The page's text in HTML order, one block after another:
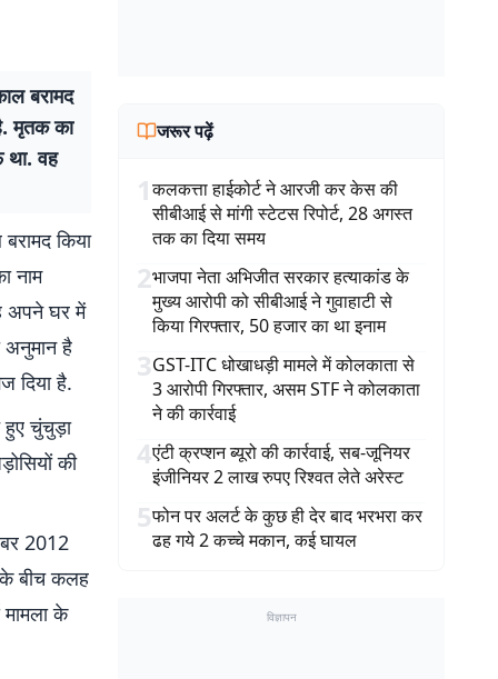
बरामद
मृतक का
था. वह
किया
नाम
अपने घर में
है
दिया है.
हुए चुंचुड़ा
की
2012
के बीच कलह
मामला के
जरूर पढ़ें
1कलकत्ता हाईकोर्ट ने आरजी कर केस की
सीबीआई से मांगी स्टेटस रिपोर्ट, 28 अगस्त
तक का दिया समय
2भाजपा नेता अभिजीत सरकार हत्याकांड के
मुख्य आरोपी को सीबीआई ने गुवाहाटी से
किया गिरफ्तार, 50 हजार का था इनाम
3GST-ITC धोखाधड़ी मामले में कोलकाता से
3 आरोपी गिरफ्तार, असम STF ने कोलकाता
ने की कार्रवाई
4एंटी क्रप्शन ब्यूरो की कार्रवाई, सब-जूनियर
इंजीनियर 2 लाख रुपए रिश्वत लेते अरेस्ट
5फोन पर अलर्ट के कुछ ही देर बाद भरभरा कर
ढह गये 2 कच्चे मकान, कई घायल
विज्ञापन